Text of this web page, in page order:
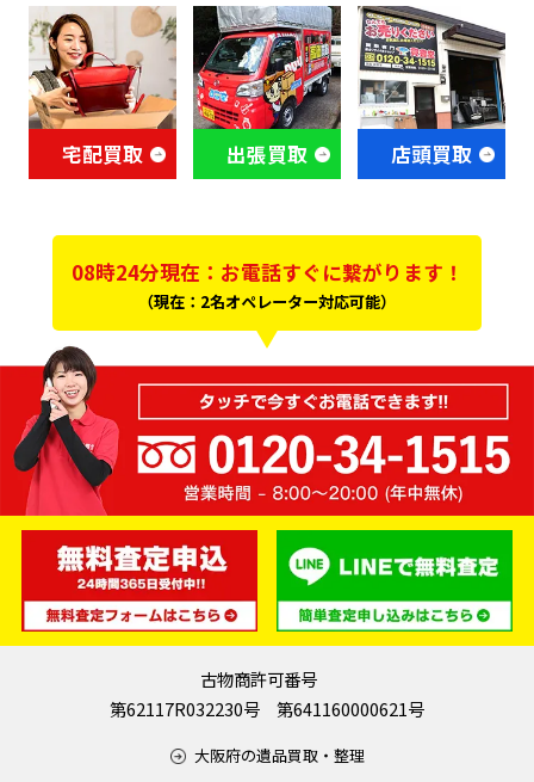
宅配買取 出張買取 店頭買取
08時24分現在：お電話すぐに繋がります！
（現在：2名オペレーター対応可能）
古物商許可番号
第62117R032230号 第641160000621号
大阪府の遺品買取・整理